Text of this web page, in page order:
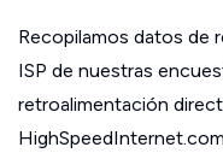
Recopilamos datos de
ISP de nuestras
retroalimentación